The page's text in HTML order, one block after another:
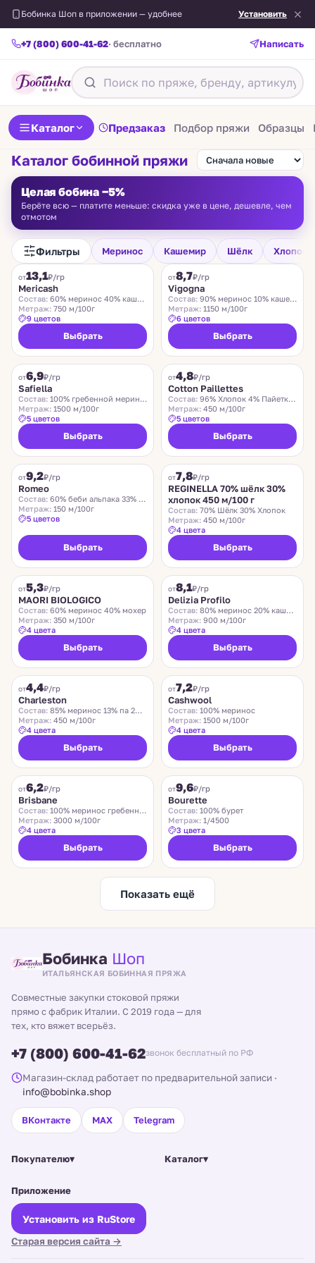
Бобинка Шоп в приложении — удобнее Установить
+7 (800) 600-41-62· бесплатно Написать
Каталог Предзаказ Подбор пряжи Образцы
Каталог бобинной пряжи
Целая бобина −5%
Берёте всю — платите меньше: скидка уже в цене, дешевле, чем
отмотом
Фильтры Меринос Кашемир Шёлк Хлопок
FILAMORE
от13,1₽/гр
Mericash
Состав: 60% меринос 40% кашемир
Метраж: 750 м/100г
9 цветов
Выбрать
VIGOGNA
от8,7₽/гр
Vigogna
Состав: 90% меринос 10% кашемир
Метраж: 1150 м/100г
6 цветов
Выбрать
от6,9₽/гр
Safiella
Состав: 100% гребенной меринос
Метраж: 1500 м/100г
5 цветов
Выбрать
от4,8₽/гр
Cotton Paillettes
Состав: 96% Хлопок 4% Пайетки Полиэстер
Метраж: 450 м/100г
5 цветов
Выбрать
от9,2₽/гр
Romeo
Состав: 60% беби альпака 33% меринос 7% нейлон
Метраж: 150 м/100г
5 цветов
Выбрать
от7,8₽/гр
REGINELLA 70% шёлк 30%
хлопок 450 м/100 г
Состав: 70% Шёлк 30% Хлопок
Метраж: 450 м/100г
4 цвета
Выбрать
от5,3₽/гр
MAORI BIOLOGICO
Состав: 60% меринос 40% мохер
Метраж: 350 м/100г
4 цвета
Выбрать
от8,1₽/гр
Delizia Profilo
Состав: 80% меринос 20% кашемир
Метраж: 900 м/100г
4 цвета
Выбрать
от4,4₽/гр
Charleston
Состав: 85% меринос 13% па 2% эластан
Метраж: 450 м/100г
4 цвета
Выбрать
от7,2₽/гр
Cashwool
Состав: 100% меринос
Метраж: 1500 м/100г
4 цвета
Выбрать
от6,2₽/гр
Brisbane
Состав: 100% меринос гребенной
Метраж: 3000 м/100г
4 цвета
Выбрать
Хит
от9,6₽/гр
Bourette
Состав: 100% бурет
Метраж: 1/4500
3 цвета
Выбрать
Показать ещё
Бобинка Шоп
ИТАЛЬЯНСКАЯ БОБИННАЯ ПРЯЖА
Совместные закупки стоковой пряжи
прямо с фабрик Италии. С 2019 года — для
тех, кто вяжет всерьёз.
+7 (800) 600-41-62звонок бесплатный по РФ
Магазин-склад работает по предварительной записи ·
info@bobinka.shop
ВКонтакте MAX Telegram
Покупателю▾ Каталог▾
Приложение
Установить из RuStore
Старая версия сайта →